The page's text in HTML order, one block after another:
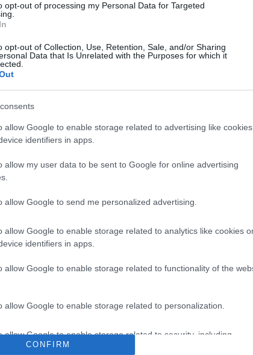
opt-out of processing my Personal Data for Targeted
opt-out of Collection, Use, Retention, Sale, and/or Sharing
Data that Is Unrelated with the Purposes for which it
allow Google to enable storage related to advertising like
identifiers in apps.
allow my user data to be sent to Google for online advertising
allow Google to send me personalized advertising.
allow Google to enable storage related to analytics like cookies
identifiers in apps.
allow Google to enable storage related to functionality of the
allow Google to enable storage related to personalization.
allow Google to enable storage related to security, including
functionality and fraud prevention, and other user protection.
CONFIRM
a közösségi médiában – írta a .
Orbán Viktor szájából elhangzott
Lapszemle.
állhatnak, amelyek szerint egyes
riportja alapján voltak tisztviselők, akik akár
vagy jogi mentességért – írta a
szereplői is hasonló lépésekben
reagálhat, és egyértelmű jelzést
egyik beszédében hangzott el a kötcsei
de azóta többféle értelmezést kapott.